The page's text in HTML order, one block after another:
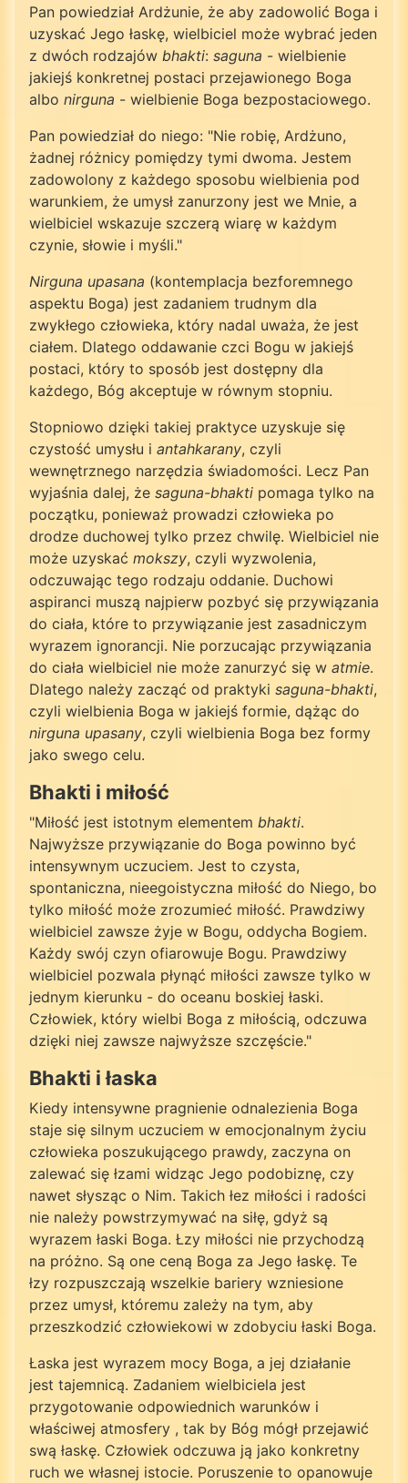
Pan powiedział Ardżunie, że aby zadowolić Boga i
uzyskać Jego łaskę, wielbiciel może wybrać jeden
z dwóch rodzajów bhakti: saguna - wielbienie
jakiejś konkretnej postaci przejawionego Boga
albo nirguna - wielbienie Boga bezpostaciowego.
Pan powiedział do niego: "Nie robię, Ardżuno,
żadnej różnicy pomiędzy tymi dwoma. Jestem
zadowolony z każdego sposobu wielbienia pod
warunkiem, że umysł zanurzony jest we Mnie, a
wielbiciel wskazuje szczerą wiarę w każdym
czynie, słowie i myśli."
Nirguna upasana (kontemplacja bezforemnego
aspektu Boga) jest zadaniem trudnym dla
zwykłego człowieka, który nadal uważa, że jest
ciałem. Dlatego oddawanie czci Bogu w jakiejś
postaci, który to sposób jest dostępny dla
każdego, Bóg akceptuje w równym stopniu.
Stopniowo dzięki takiej praktyce uzyskuje się
czystość umysłu i antahkarany, czyli
wewnętrznego narzędzia świadomości. Lecz Pan
wyjaśnia dalej, że saguna-bhakti pomaga tylko na
początku, ponieważ prowadzi człowieka po
drodze duchowej tylko przez chwilę. Wielbiciel nie
może uzyskać mokszy, czyli wyzwolenia,
odczuwając tego rodzaju oddanie. Duchowi
aspiranci muszą najpierw pozbyć się przywiązania
do ciała, które to przywiązanie jest zasadniczym
wyrazem ignorancji. Nie porzucając przywiązania
do ciała wielbiciel nie może zanurzyć się w atmie.
Dlatego należy zacząć od praktyki saguna-bhakti,
czyli wielbienia Boga w jakiejś formie, dążąc do
nirguna upasany, czyli wielbienia Boga bez formy
jako swego celu.
Bhakti i miłość
"Miłość jest istotnym elementem bhakti.
Najwyższe przywiązanie do Boga powinno być
intensywnym uczuciem. Jest to czysta,
spontaniczna, nieegoistyczna miłość do Niego, bo
tylko miłość może zrozumieć miłość. Prawdziwy
wielbiciel zawsze żyje w Bogu, oddycha Bogiem.
Każdy swój czyn ofiarowuje Bogu. Prawdziwy
wielbiciel pozwala płynąć miłości zawsze tylko w
jednym kierunku - do oceanu boskiej łaski.
Człowiek, który wielbi Boga z miłością, odczuwa
dzięki niej zawsze najwyższe szczęście."
Bhakti i łaska
Kiedy intensywne pragnienie odnalezienia Boga
staje się silnym uczuciem w emocjonalnym życiu
człowieka poszukującego prawdy, zaczyna on
zalewać się łzami widząc Jego podobiznę, czy
nawet słysząc o Nim. Takich łez miłości i radości
nie należy powstrzymywać na siłę, gdyż są
wyrazem łaski Boga. Łzy miłości nie przychodzą
na próżno. Są one ceną Boga za Jego łaskę. Te
łzy rozpuszczają wszelkie bariery wzniesione
przez umysł, któremu zależy na tym, aby
przeszkodzić człowiekowi w zdobyciu łaski Boga.
Łaska jest wyrazem mocy Boga, a jej działanie
jest tajemnicą. Zadaniem wielbiciela jest
przygotowanie odpowiednich warunków i
właściwej atmosfery , tak by Bóg mógł przejawić
swą łaskę. Człowiek odczuwa ją jako konkretny
ruch we własnej istocie. Poruszenie to opanowuje